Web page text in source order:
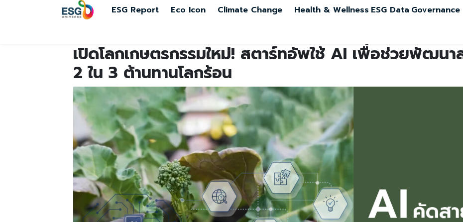
ESG Report Eco Icon Climate Change Health & Wellness ESG Data Governance
เปิดโลกเกษตรกรรมใหม่! สตาร์ทอัพใช้ AI เพื่อช่วยพัฒนา
2 ใน 3 ต้านทานโลกร้อน